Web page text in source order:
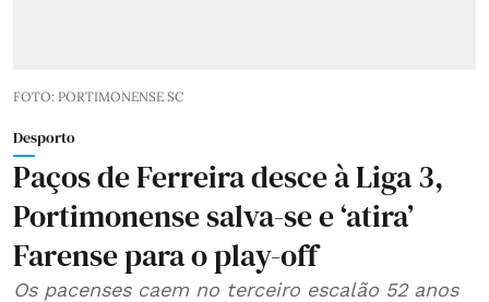
FOTO: PORTIMONENSE SC
Desporto
Paços de Ferreira desce à Liga 3,
Portimonense salva-se e ‘atira’
Farense para o play-off
Os pacenses caem no terceiro escalão 52 anos